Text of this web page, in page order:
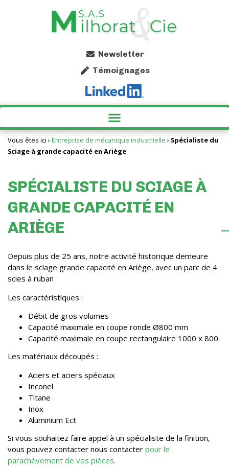
Newsletter
Témoignages
Vous êtes ici › Entreprise de mécanique industrielle › Spécialiste du
Sciage à grande capacité en Ariège
SPÉCIALISTE DU SCIAGE À
GRANDE CAPACITÉ EN
ARIÈGE
Depuis plus de 25 ans, notre activité historique demeure
dans le sciage grande capacité en Ariège, avec un parc de 4
scies à ruban
Les caractéristiques :
Débit de gros volumes
Capacité maximale en coupe ronde Ø800 mm
Capacité maximale en coupe rectangulaire 1000 x 800
Les matériaux découpés :
Aciers et aciers spéciaux
Inconel
Titane
Inox
Aluminium Ect
Si vous souhaitez faire appel à un spécialiste de la finition,
vous pouvez contacter nous contacter pour le
parachèvement de vos pièces.